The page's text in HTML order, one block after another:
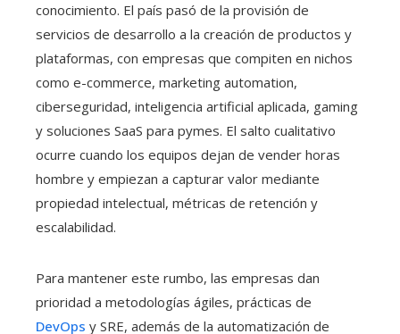
conocimiento. El país pasó de la provisión de
servicios de desarrollo a la creación de productos y
plataformas, con empresas que compiten en nichos
como e-commerce, marketing automation,
ciberseguridad, inteligencia artificial aplicada, gaming
y soluciones SaaS para pymes. El salto cualitativo
ocurre cuando los equipos dejan de vender horas
hombre y empiezan a capturar valor mediante
propiedad intelectual, métricas de retención y
escalabilidad.
Para mantener este rumbo, las empresas dan
prioridad a metodologías ágiles, prácticas de
DevOps y SRE, además de la automatización de